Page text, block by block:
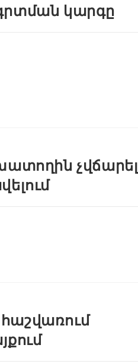
կարգը
չվճարել